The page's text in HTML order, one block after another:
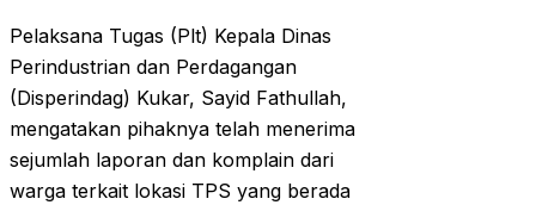
Pelaksana Tugas (Plt) Kepala Dinas
Perindustrian dan Perdagangan
(Disperindag) Kukar, Sayid Fathullah,
mengatakan pihaknya telah menerima
sejumlah laporan dan komplain dari
warga terkait lokasi TPS yang berada